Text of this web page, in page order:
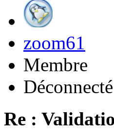
zoom61
Membre
Déconnecté
Re :